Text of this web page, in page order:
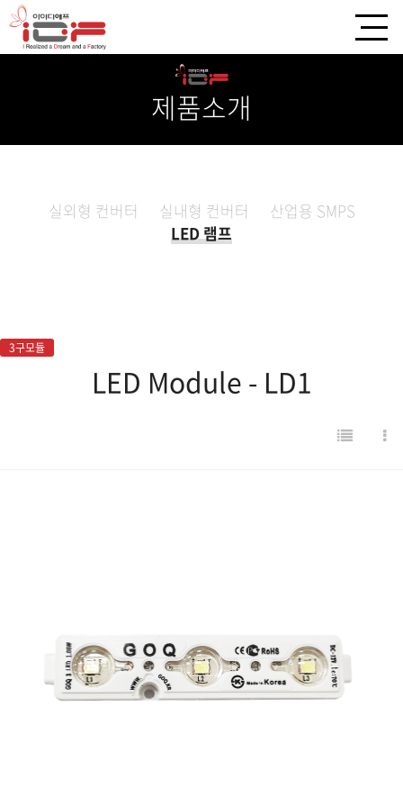
제품소개
실외형 컨버터 실내형 컨버터
산업용 SMPS
LED 램프
3구모듈
LED Module - LD1